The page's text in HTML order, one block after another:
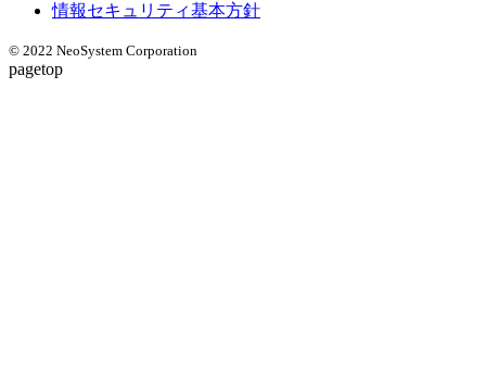
情報セキュリティ基本方針
© 2022 NeoSystem Corporation
pagetop